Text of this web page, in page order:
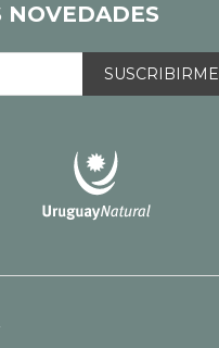
NOVEDADES
SUSCRIBIRME